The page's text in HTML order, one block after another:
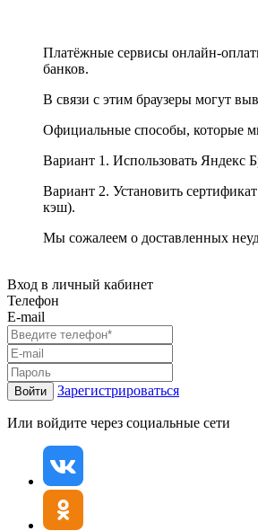
Платёжные сервисы онлайн-
банков.
В связи с этим браузеры могут
Официальные способы, которые
Вариант 1. Использовать Яндекс
Вариант 2. Установить
кэш).
Мы сожалеем о доставленных
Вход в личный кабинет
Телефон
E-mail
Войти Зарегистрироваться
Или войдите через социальные сети